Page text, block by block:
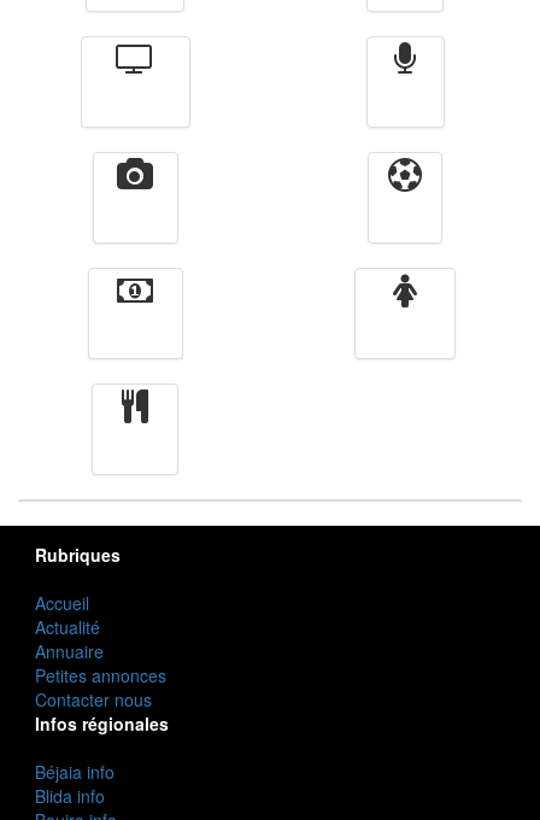
Rubriques
Accueil
Actualité
Annuaire
Petites annonces
Contacter nous
Infos régionales
Béjaia info
Blida info